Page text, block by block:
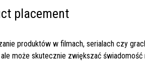
placement
produktów w filmach, serialach czy
ale może skutecznie zwiększać świadomość